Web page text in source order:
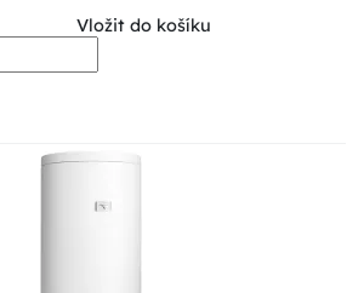
Vložit do košíku